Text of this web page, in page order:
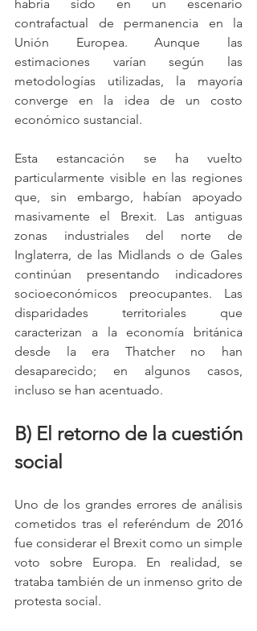
habría sido en un escenario
contrafactual de permanencia en la
Unión Europea. Aunque las
estimaciones varían según las
metodologías utilizadas, la mayoría
converge en la idea de un costo
económico sustancial.
Esta estancación se ha vuelto
particularmente visible en las regiones
que, sin embargo, habían apoyado
masivamente el Brexit. Las antiguas
zonas industriales del norte de
Inglaterra, de las Midlands o de Gales
continúan presentando indicadores
socioeconómicos preocupantes. Las
disparidades territoriales que
caracterizan a la economía británica
desde la era Thatcher no han
desaparecido; en algunos casos,
incluso se han acentuado.
B) El retorno de la cuestión
social
Uno de los grandes errores de análisis
cometidos tras el referéndum de 2016
fue considerar el Brexit como un simple
voto sobre Europa. En realidad, se
trataba también de un inmenso grito de
protesta social.